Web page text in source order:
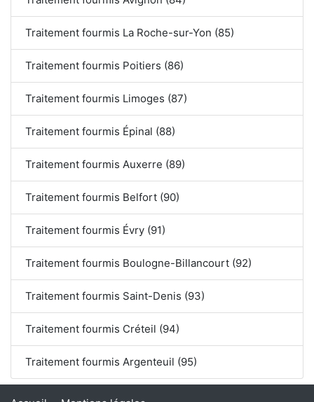
Traitement fourmis La Roche-sur-Yon (85)
Traitement fourmis Poitiers (86)
Traitement fourmis Limoges (87)
Traitement fourmis Épinal (88)
Traitement fourmis Auxerre (89)
Traitement fourmis Belfort (90)
Traitement fourmis Évry (91)
Traitement fourmis Boulogne-Billancourt (92)
Traitement fourmis Saint-Denis (93)
Traitement fourmis Créteil (94)
Traitement fourmis Argenteuil (95)